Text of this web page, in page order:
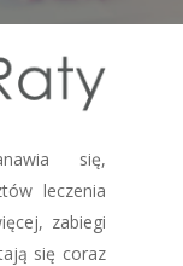
się,
leczenia
zabiegi
się coraz